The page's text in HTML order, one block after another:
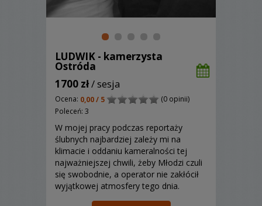
LUDWIK - kamerzysta
Ostróda
1700 zł/ sesja
Ocena: 0,00 / 5
(0 opinii)
Poleceń: 3
W mojej pracy podczas reportaży
ślubnych najbardziej zależy mi na
klimacie i oddaniu kameralności tej
najważniejszej chwili, żeby Młodzi czuli
się swobodnie, a operator nie zakłócił
wyjątkowej atmosfery tego dnia.